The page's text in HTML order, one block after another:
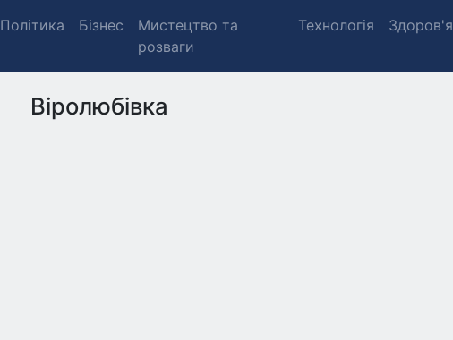
Політика Бізнес
Мистецтво та
розваги
Технологія Здоров'я
Віролюбівка